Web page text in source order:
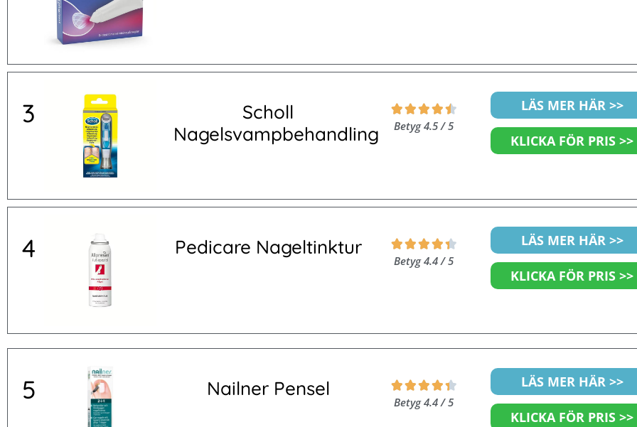
3
Scholl
Nagelsvampbehandling
    
Betygsatt
4.5
Betyg 4.5 / 5
LÄS MER HÄR >>
KLICKA FÖR PRIS >>
4 Pedicare Nageltinktur     
Betygsatt
4.4
Betyg 4.4 / 5
LÄS MER HÄR >>
KLICKA FÖR PRIS >>
5 Nailner Pensel     
Betygsatt
4.4
Betyg 4.4 / 5
LÄS MER HÄR >>
KLICKA FÖR PRIS >>